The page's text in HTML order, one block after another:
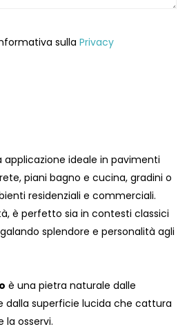
sulla Privacy
ideale in pavimenti
piani bagno e cucina, gradini o
residenziali e commerciali.
è perfetto sia in contesti classici
splendore e personalità agli
è una pietra naturale dalle
superficie lucida che cattura
la osservi.